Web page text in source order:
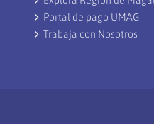
Portal de pago UMAG
Trabaja con Nosotros